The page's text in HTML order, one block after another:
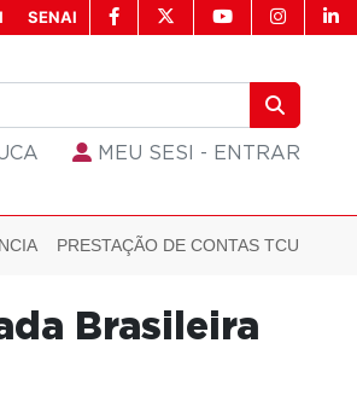
SENAI
MEU SESI - ENTRAR
PRESTAÇÃO DE CONTAS TCU
Brasileira